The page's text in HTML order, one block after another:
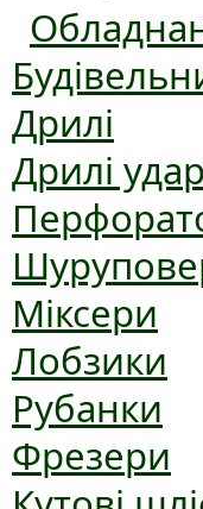
Дрилі
Дрилі
Міксери
Лобзики
Рубанки
Фрезери